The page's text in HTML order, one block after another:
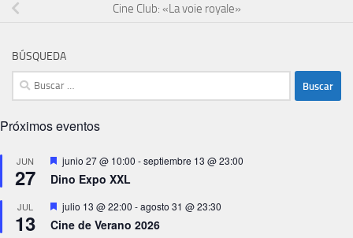
Cine Club: «La voie royale»
BÚSQUEDA
Buscar:
Próximos eventos
JUN
27
Destacado
junio 27 @ 10:00 -septiembre 13 @ 23:00
Dino Expo XXL
JUL
13
Destacado
julio 13 @ 22:00 -agosto 31 @ 23:30
Cine de Verano 2026